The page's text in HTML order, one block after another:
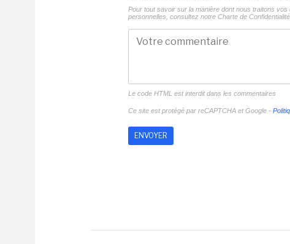
Pour tout savoir sur la manière dont nous traitons vos
personnelles, consultez notre Charte de Confidentialité.
Le code HTML est interdit dans les commentaires
Ce site est protégé par reCAPTCHA et Google -